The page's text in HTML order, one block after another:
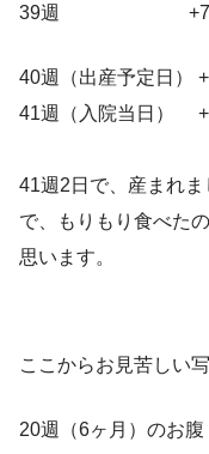
39週 +7.2
40週（出産予定日）
41週（入院当日）
41週2日で、産まれ
で、もりもり食べた
思います。
ここからお見苦しい
20週（6ヶ月）の